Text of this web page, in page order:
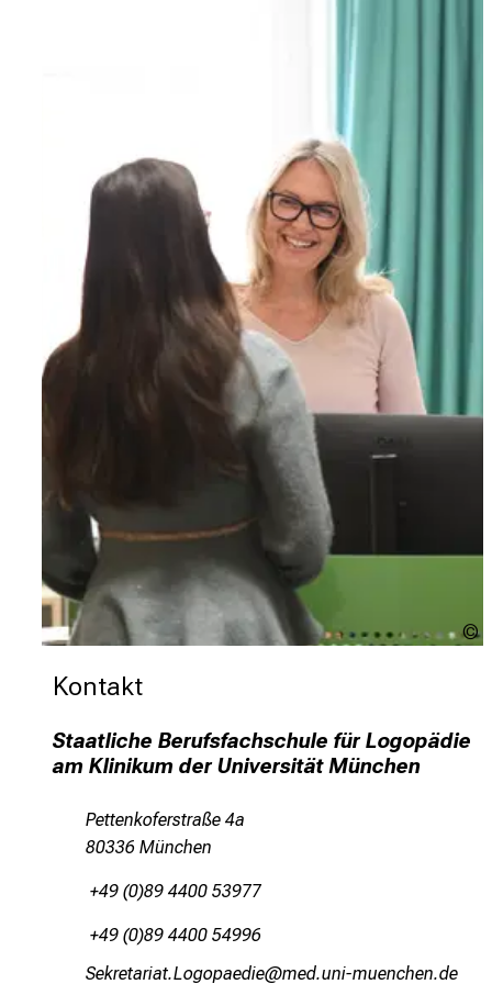
Kontakt
Staatliche Berufsfachschule für Logopädie
am Klinikum der Universität München
Pettenkoferstraße 4a
80336 München
+49 (0)89 4400 53977
+49 (0)89 4400 54996
Riopibgplgb-Vüxüögimlia
vim-ful#vfiuyziuemi